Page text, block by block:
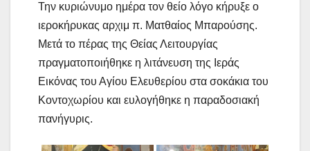
Την κυριώνυμο ημέρα τον θείο λόγο κήρυξε ο
ιεροκήρυκας αρχιμ π. Ματθαίος Μπαρούσης.
Μετά το πέρας της Θείας Λειτουργίας
πραγματοποιήθηκε η λιτάνευση της Ιεράς
Εικόνας του Αγίου Ελευθερίου στα σοκάκια του
Κοντοχωρίου και ευλογήθηκε η παραδοσιακή
πανήγυρις.